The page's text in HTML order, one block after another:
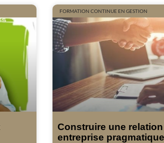
FORMATION CONTINUE EN GESTION
Construire une
entreprise pragmatique